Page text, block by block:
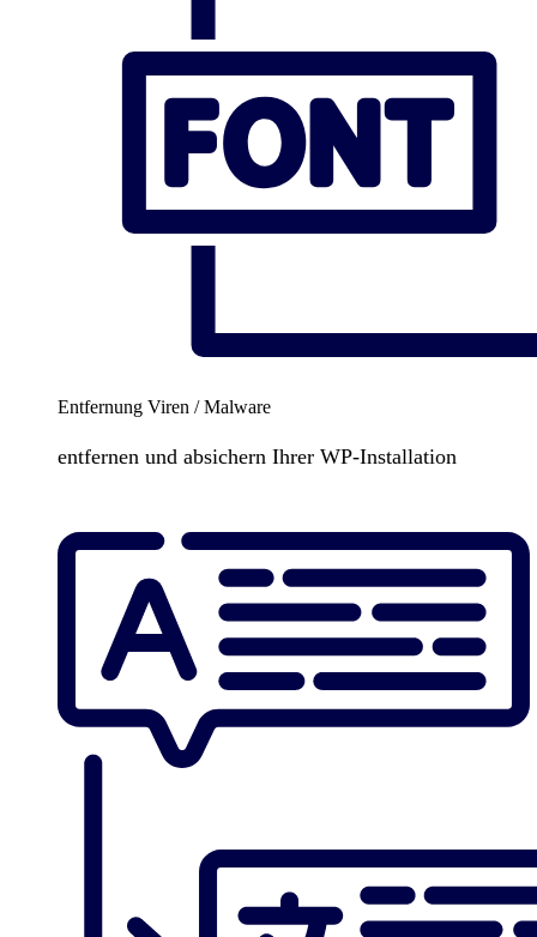
Entfernung Viren / Malware
entfernen und absichern Ihrer WP-Installation